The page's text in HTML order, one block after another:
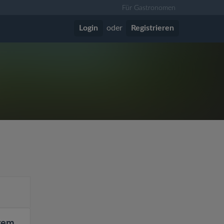
Für Gastronomen
Login oder Registrieren